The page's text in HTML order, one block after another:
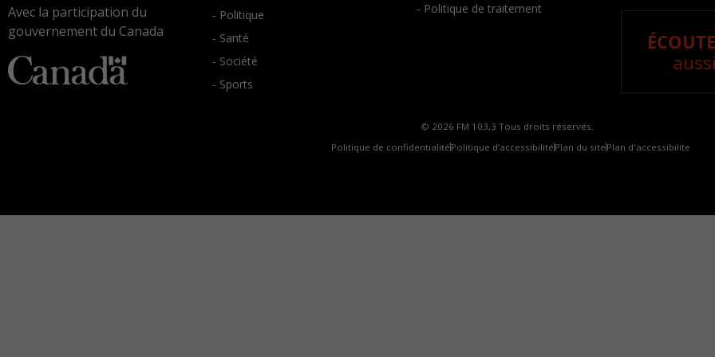
Avec la participation du
gouvernement du Canada
- Politique
- Santé
- Société
- Sports
- Politique de traitement
© 2026 FM 103,3 Tous droits réservés.
Politique de confidentialité Politique d’accessibilité Plan du site Plan d'accessibilite